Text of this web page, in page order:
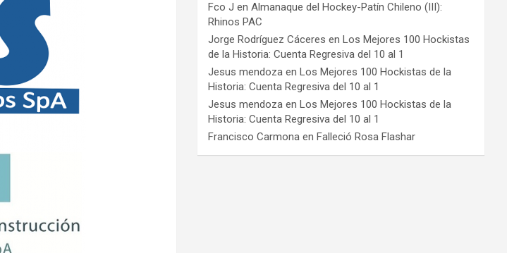
Fco J enAlmanaque del Hockey-Patín Chileno (III):
Rhinos PAC
Jorge Rodríguez Cáceres enLos Mejores 100 Hockistas
de la Historia: Cuenta Regresiva del 10 al 1
Jesus mendoza enLos Mejores 100 Hockistas de la
Historia: Cuenta Regresiva del 10 al 1
Jesus mendoza enLos Mejores 100 Hockistas de la
Historia: Cuenta Regresiva del 10 al 1
Francisco Carmona enFalleció Rosa Flashar